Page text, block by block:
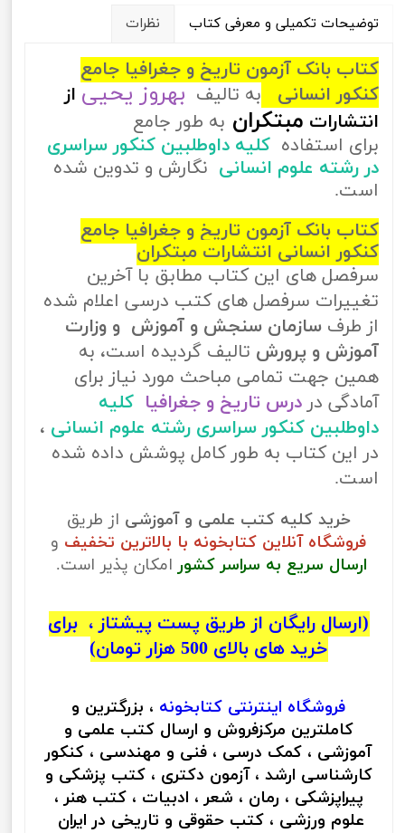
توضیحات تکمیلی و معرفی کتاب نظرات
کتاب بانک آزمون تاریخ و جغرافیا جامع
کنکور انسانی به تالیف بهروز یحیی از
انتشارات مبتکران به طور جامع
برای استفاده کلیه داوطلبین کنکور سراسری
در رشته علوم انسانی نگارش و تدوین شده
است.
کتاب بانک آزمون تاریخ و جغرافیا جامع
کنکور انسانی انتشارات مبتکران
سرفصل های این کتاب مطابق با آخرین
تغییرات سرفصل های کتب درسی اعلام شده
از طرف سازمان سنجش و آموزش و وزارت
آموزش و پرورش تالیف گردیده است، به
همین جهت تمامی مباحث مورد نیاز برای
آمادگی در درس تاریخ و جغرافیا کلیه
داوطلبین کنکور سراسری رشته علوم انسانی ،
در این کتاب به طور کامل پوشش داده شده
است.
خرید کلیه کتب علمی و آموزشی از طریق
فروشگاه آنلاین کتابخونه با بالاترین تخفیف و
ارسال سریع به سراسر کشور امکان پذیر است.
(ارسال رایگان از طریق پست پیشتاز ، برای
خرید های بالای 500 هزار تومان)
فروشگاه اینترنتی کتابخونه ، بزرگترین و
کاملترین مرکزفروش و ارسال کتب علمی و
آموزشی ، کمک درسی ، فنی و مهندسی ، کنکور
کارشناسی ارشد ، آزمون دکتری ، کتب پزشکی و
پیراپزشکی ، رمان ، شعر ، ادبیات ، کتب هنر ،
علوم ورزشی ، کتب حقوقی و تاریخی در ایران